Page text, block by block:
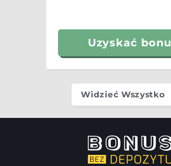
Uzyskać
Widzieć Wszystko